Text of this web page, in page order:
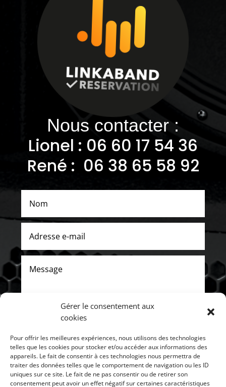
Gérer le consentement aux
cookies
Pour offrir les meilleures expériences, nous utilisons des technologies
telles que les cookies pour stocker et/ou accéder aux informations des
appareils. Le fait de consentir à ces technologies nous permettra de
traiter des données telles que le comportement de navigation ou les ID
uniques sur ce site. Le fait de ne pas consentir ou de retirer son
consentement peut avoir un effet négatif sur certaines caractéristiques
Nous contacter :
Lionel : 06 60 17 54 36
René : 06 38 65 58 92
ENVOYER